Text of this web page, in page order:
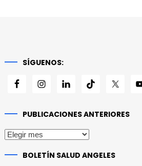
SÍGUENOS:
PUBLICACIONES ANTERIORES
Publicaciones
BOLETÍN SALUD ANGELES